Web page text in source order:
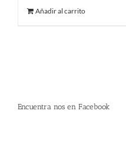
Añadir al carrito
Encuentra nos en Facebook